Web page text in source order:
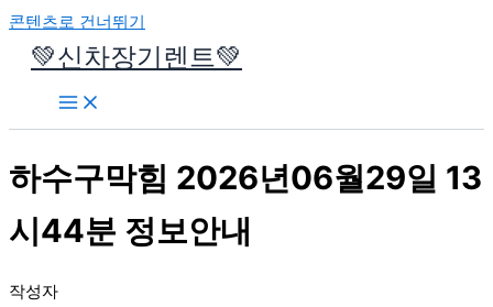
콘텐츠로 건너뛰기
💚신차장기렌트💚
하수구막힘 2026년06월29일 13
시44분 정보안내
작성자